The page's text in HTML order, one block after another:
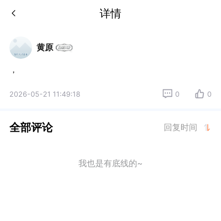
详情
黄原
，
2026-05-21 11:49:18 0 0
全部评论 回复时间
我也是有底线的~